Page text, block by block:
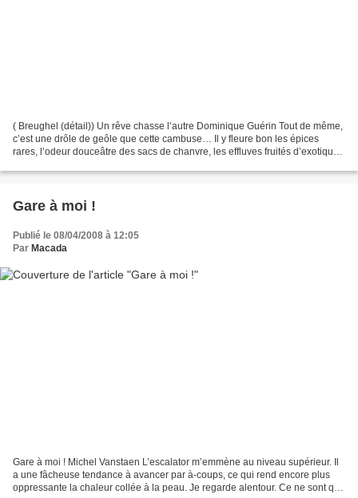
( Breughel (détail)) Un rêve chasse l’autre Dominique Guérin Tout de même,
c’est une drôle de geôle que cette cambuse… Il y fleure bon les épices
rares, l’odeur douceâtre des sacs de chanvre, les effluves fruités d’exotiques
Gare à moi !
Publié le 08/04/2008 à 12:05
Par Macada
Gare à moi ! Michel Vanstaen L’escalator m’emmène au niveau supérieur. Il
a une fâcheuse tendance à avancer par à-coups, ce qui rend encore plus
oppressante la chaleur collée à la peau. Je regarde alentour. Ce ne sont que